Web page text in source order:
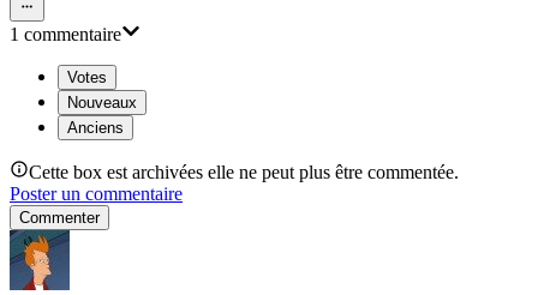
1 commentaire
Votes
Nouveaux
Anciens
Cette box est archivées elle ne peut plus être commentée.
Poster un commentaire
Commenter